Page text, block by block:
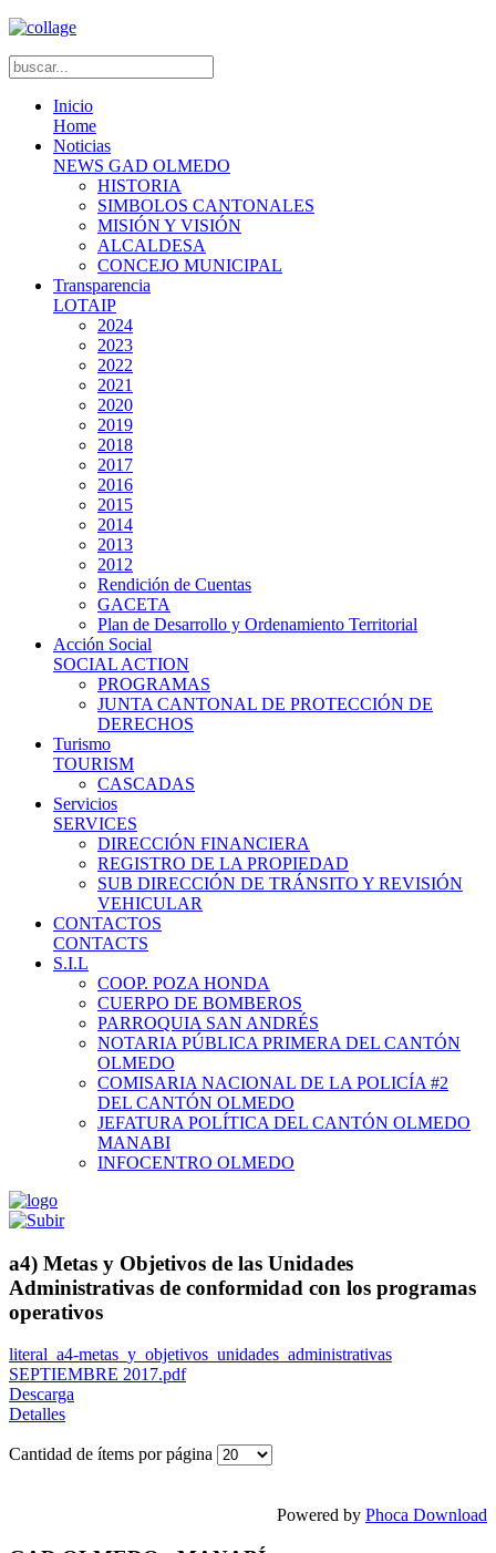
Inicio
Home
Noticias
NEWS GAD OLMEDO
HISTORIA
SIMBOLOS CANTONALES
MISIÓN Y VISIÓN
ALCALDESA
CONCEJO MUNICIPAL
Transparencia
LOTAIP
2024
2023
2022
2021
2020
2019
2018
2017
2016
2015
2014
2013
2012
Rendición de Cuentas
GACETA
Plan de Desarrollo y Ordenamiento Territorial
Acción Social
SOCIAL ACTION
PROGRAMAS
JUNTA CANTONAL DE PROTECCIÓN DE
DERECHOS
Turismo
TOURISM
CASCADAS
Servicios
SERVICES
DIRECCIÓN FINANCIERA
REGISTRO DE LA PROPIEDAD
SUB DIRECCIÓN DE TRÁNSITO Y REVISIÓN
VEHICULAR
CONTACTOS
CONTACTS
S.I.L
COOP. POZA HONDA
CUERPO DE BOMBEROS
PARROQUIA SAN ANDRÉS
NOTARIA PÚBLICA PRIMERA DEL CANTÓN
OLMEDO
COMISARIA NACIONAL DE LA POLICÍA #2
DEL CANTÓN OLMEDO
JEFATURA POLÍTICA DEL CANTÓN OLMEDO
MANABI
INFOCENTRO OLMEDO
a4) Metas y Objetivos de las Unidades
Administrativas de conformidad con los programas
operativos
literal_a4-metas_y_objetivos_unidades_administrativas
SEPTIEMBRE 2017.pdf
Descarga
Detalles
Cantidad de ítems por página
Powered by Phoca Download